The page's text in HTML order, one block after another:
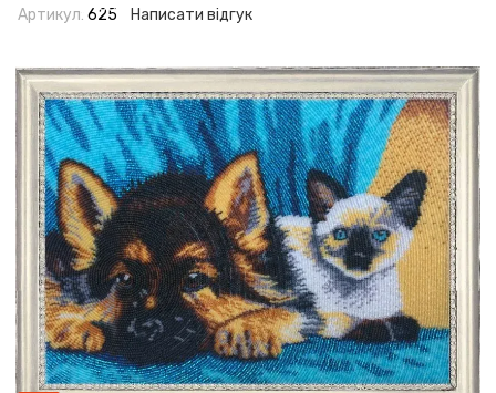
Артикул: 625 Написати відгук